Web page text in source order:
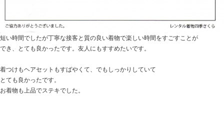
短い時間でしたが丁寧な接客と質の良い着物で楽しい時間をすごすことが
でき、とても良かったです。友人にもすすめたいです。
着つけもヘアセットもすばやくて、でもしっかりしていて
とても良かったです。
お着物も上品でステキでした。